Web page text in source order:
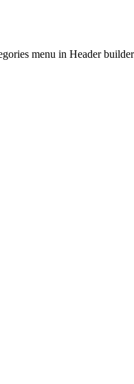
menu in Header